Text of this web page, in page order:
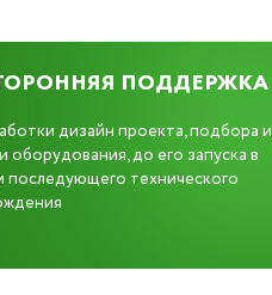
ПОДДЕРЖКА
дизайн проекта, подбора и
оборудования, до его запуска в
последующего технического